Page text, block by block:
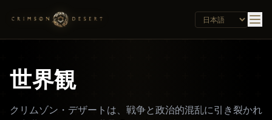
世界観
クリムゾン・デザートは、戦争と政治的混乱に引き裂かれ